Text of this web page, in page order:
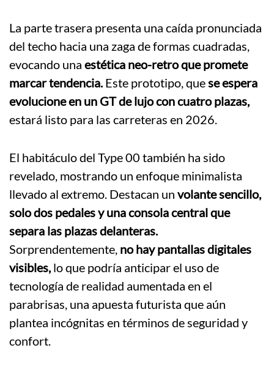
La parte trasera presenta una caída pronunciada
del techo hacia una zaga de formas cuadradas,
evocando una estética neo-retro que promete
marcar tendencia.Este prototipo, quese espera
evolucione en un GT de lujo con cuatro plazas,
estará listo para las carreteras en 2026.
El habitáculo del Type 00 también ha sido
revelado, mostrando un enfoque minimalista
llevado al extremo. Destacan un volante sencillo,
solo dos pedales y una consola central que
separa las plazas delanteras.
Sorprendentemente, no hay pantallas digitales
visibles,lo que podría anticipar el uso de
tecnología de realidad aumentada en el
parabrisas, una apuesta futurista que aún
plantea incógnitas en términos de seguridad y
confort.